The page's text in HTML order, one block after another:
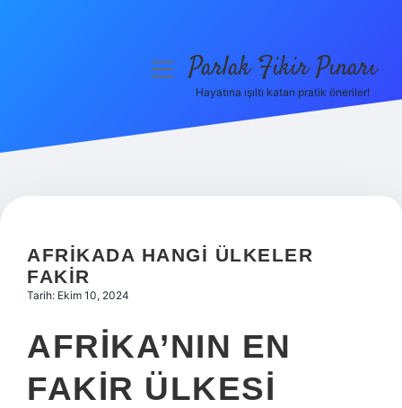
Hakkımızda
menüyüParlak Fikir Pınarı
Hayatına ışıltı katan pratik öneriler!
AFRIKADA HANGI ÜLKELER
FAKIR
Tarih: Ekim 10, 2024
AFRIKA’NIN EN
FAKIR ÜLKESI